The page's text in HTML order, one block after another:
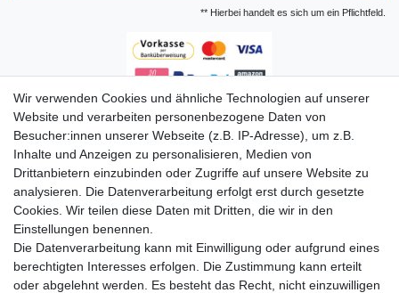
** Hierbei handelt es sich um ein Pflichtfeld.
Zahlungsarten
Versandkosten
Wir verwenden Cookies und ähnliche Technologien auf unserer
Website und verarbeiten personenbezogene Daten von
Besucher:innen unserer Webseite (z.B. IP-Adresse), um z.B.
Inhalte und Anzeigen zu personalisieren, Medien von
Drittanbietern einzubinden oder Zugriffe auf unsere Website zu
analysieren. Die Datenverarbeitung erfolgt erst durch gesetzte
Cookies. Wir teilen diese Daten mit Dritten, die wir in den
Einstellungen benennen.
Die Datenverarbeitung kann mit Einwilligung oder aufgrund eines
berechtigten Interesses erfolgen. Die Zustimmung kann erteilt
oder abgelehnt werden. Es besteht das Recht, nicht einzuwilligen